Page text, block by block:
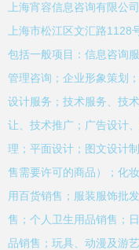
上海宵容信息咨询有限公
上海市松江区文汇路
包括一般项目：信息咨询
管理咨询；企业形象策划
设计服务；技术服务、技
让、技术推广；广告设计
理；平面设计；图文设计
售需要许可的商品）；化
用百货销售；服装服饰批
售；个人卫生用品销售；
品销售；玩具、动漫及游